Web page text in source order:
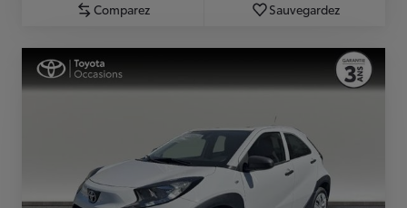
Comparez Sauvegardez